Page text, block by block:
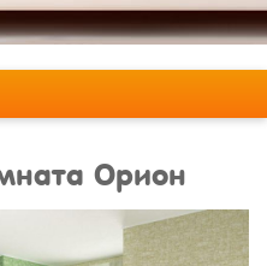
Орион